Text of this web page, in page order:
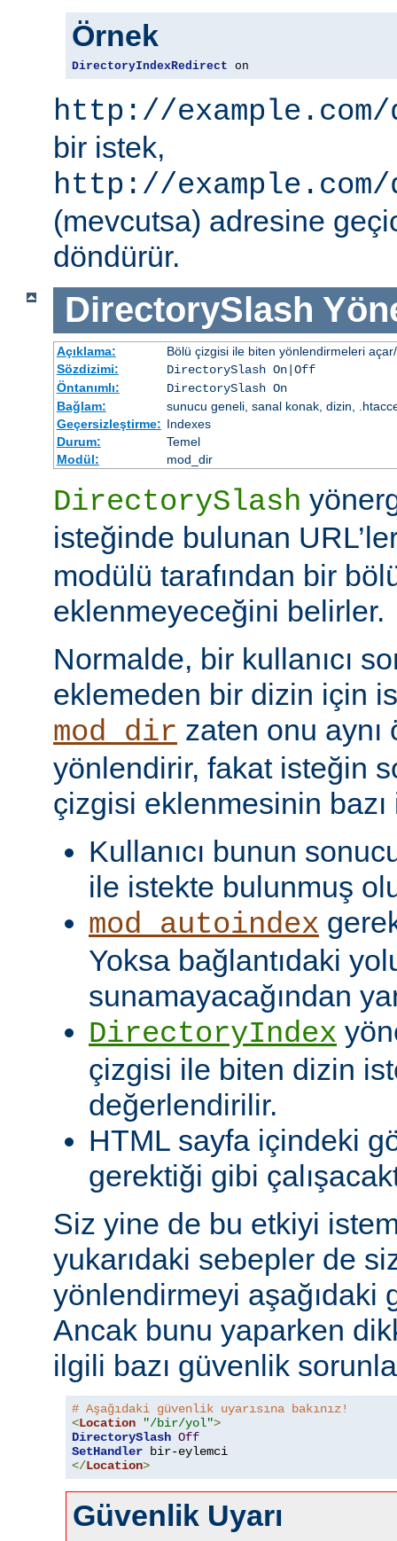
Örnek
DirectoryIndexRedirect on
http://example.com/
bir istek,
http://
(mevcutsa) adresine
döndürür.
DirectorySlash
Açıklama:
Bölü çizgisi ile biten yönlendirmeleri
Sözdizimi:
DirectorySlash On|Off
Öntanımlı:
DirectorySlash On
Bağlam:
sunucu geneli, sanal konak, dizin,
Geçersizleştirme: Indexes
Durum:
Temel
Modül:
mod_dir
DirectorySlash
isteğinde bulunan
modülü tarafından bir
eklenmeyeceğini belirler.
Normalde, bir kullanıcı
eklemeden bir dizin için
mod_dir zaten onu aynı
yönlendirir, fakat isteğin
çizgisi eklenmesinin
Kullanıcı bunun
ile istekte bulunmuş
mod_autoindex
Yoksa bağlantıdaki
sunamayacağından
DirectoryIndex
çizgisi ile biten dizin
değerlendirilir.
HTML sayfa içindeki
gerektiği gibi
Siz yine de bu etkiyi
yukarıdaki sebepler de
yönlendirmeyi aşağıdaki
Ancak bunu yaparken
ilgili bazı güvenlik
# Aşağıdaki güvenlik uyarısına bakınız!
<Location "/bir/yol">
DirectorySlash Off
SetHandler bir-eylemci
</Location>
Güvenlik Uyarı